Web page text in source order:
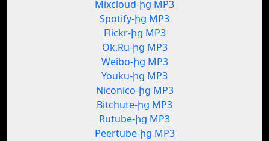
Mixcloud-ից MP3
Spotify-ից MP3
Flickr-ից MP3
Ok.Ru-ից MP3
Weibo-ից MP3
Youku-ից MP3
Niconico-ից MP3
Bitchute-ից MP3
Rutube-ից MP3
Peertube-ից MP3